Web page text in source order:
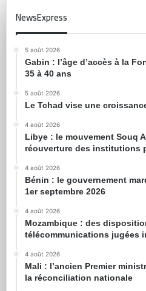
NewsExpress
5 août 2026
Gabin : l’âge d’accès à la
35 à 40 ans
5 août 2026
Le Tchad vise une
4 août 2026
Libye : le mouvement Souq
réouverture des institutions
4 août 2026
Bénin : le gouvernement
1er septembre 2026
4 août 2026
Mozambique : des
télécommunications jugées
4 août 2026
Mali : l’ancien Premier
la réconciliation nationale